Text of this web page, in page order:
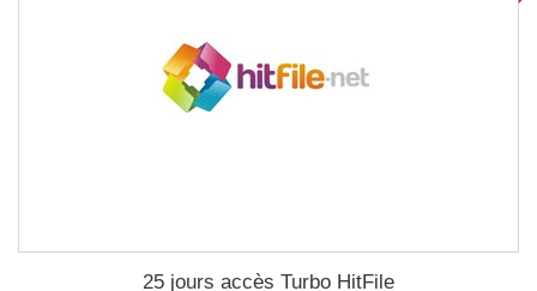
25 jours accès Turbo HitFile